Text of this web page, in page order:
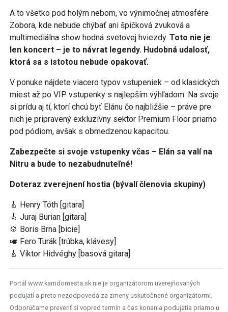
A to všetko pod holým nebom, vo výnimočnej atmosfére
Zobora, kde nebude chýbať ani špičková zvuková a
multimediálna show hodná svetovej hviezdy. Toto nie je
len koncert – je to návrat legendy. Hudobná udalosť,
ktorá sa s istotou nebude opakovať.
V ponuke nájdete viacero typov vstupeniek – od klasických
miest až po VIP vstupenky s najlepším výhľadom. Na svoje
si prídu aj tí, ktorí chcú byť Elánu čo najbližšie – práve pre
nich je pripravený exkluzívny sektor Premium Floor priamo
pod pódiom, avšak s obmedzenou kapacitou.
Zabezpečte si svoje vstupenky včas – Elán sa valí na
Nitru a bude to nezabudnuteľné!
Doteraz zverejnení hostia (bývalí členovia skupiny)
🎸 Henry Tóth [gitara]
🎸 Juraj Burian [gitara]
🥁 Boris Brna [bicie]
🎺 Fero Turák [trúbka, klávesy]
🎸 Viktor Hidvéghy [basová gitara]
Portál www.kamdomesta.sk nie je organizátorom uverejňovaných
podujatí a preto nezodpovedá za zmeny uskutočnené organizátormi.
Odporúčame preveriť si vopred termín a čas konania podujatia priamo u